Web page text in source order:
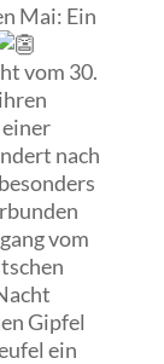
Mai: Ein
vom 30.
nach
vom
Gipfel
ein